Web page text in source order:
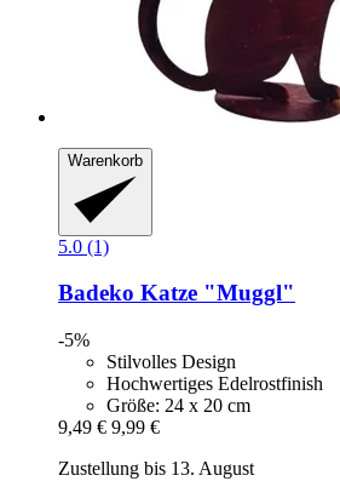
Warenkorb
5.0 (1)
Badeko Katze "Muggl"
-5%
Stilvolles Design
Hochwertiges Edelrostfinish
Größe: 24 x 20 cm
9,49 € 9,99 €
Zustellung bis 13. August